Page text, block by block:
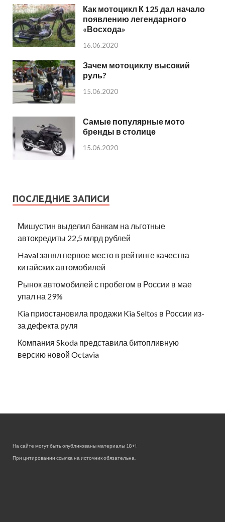
Как мотоцикл К 125 дал начало
появлению легендарного
«Восхода»
16.06.2020
Зачем мотоциклу высокий
руль?
15.06.2020
Самые популярные мото
бренды в столице
15.06.2020
ПОСЛЕДНИЕ ЗАПИСИ
Мишустин выделил банкам на льготные
автокредиты 22,5 млрд рублей
Haval занял первое место в рейтинге качества
китайских автомобилей
Рынок автомобилей с пробегом в России в мае
упал на 29%
Kia приостановила продажи Kia Seltos в России из-
за дефекта руля
Компания Skoda представила битопливную
версию новой Octavia
На сайте могут быть опубликованы материалы 18+!
При цитировании ссылка на источник обязательна.